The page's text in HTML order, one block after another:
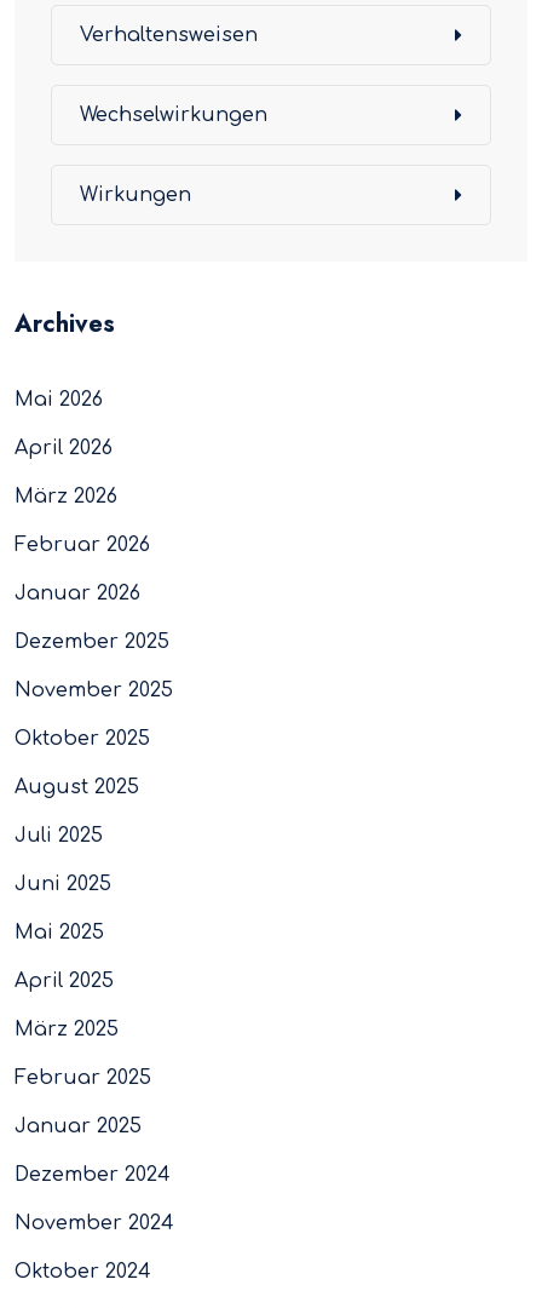
Verhaltensweisen
Wechselwirkungen
Wirkungen
Archives
Mai 2026
April 2026
März 2026
Februar 2026
Januar 2026
Dezember 2025
November 2025
Oktober 2025
August 2025
Juli 2025
Juni 2025
Mai 2025
April 2025
März 2025
Februar 2025
Januar 2025
Dezember 2024
November 2024
Oktober 2024